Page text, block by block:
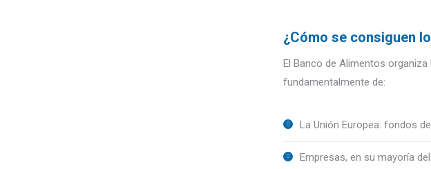
¿Cómo se consiguen
El Banco de Alimentos
fundamentalmente de:
La Unión Europea: fondos
Empresas, en su mayoría